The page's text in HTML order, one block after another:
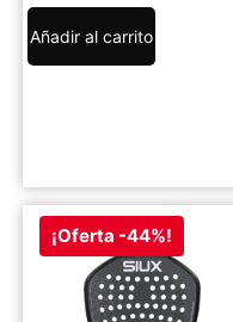
Añadir al carrito
¡Oferta -44%!